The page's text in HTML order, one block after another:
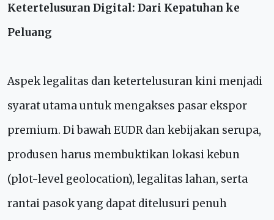
Ketertelusuran Digital: Dari Kepatuhan ke
Peluang
Aspek legalitas dan ketertelusuran kini menjadi
syarat utama untuk mengakses pasar ekspor
premium. Di bawah EUDR dan kebijakan serupa,
produsen harus membuktikan lokasi kebun
(plot-level geolocation), legalitas lahan, serta
rantai pasok yang dapat ditelusuri penuh